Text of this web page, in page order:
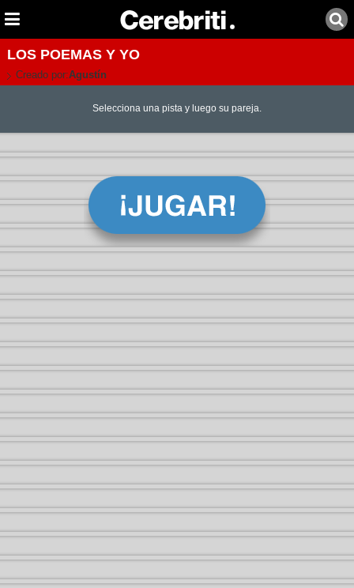
LOS POEMAS Y YO
Creado por:Agustín
Selecciona una pista y luego su pareja.